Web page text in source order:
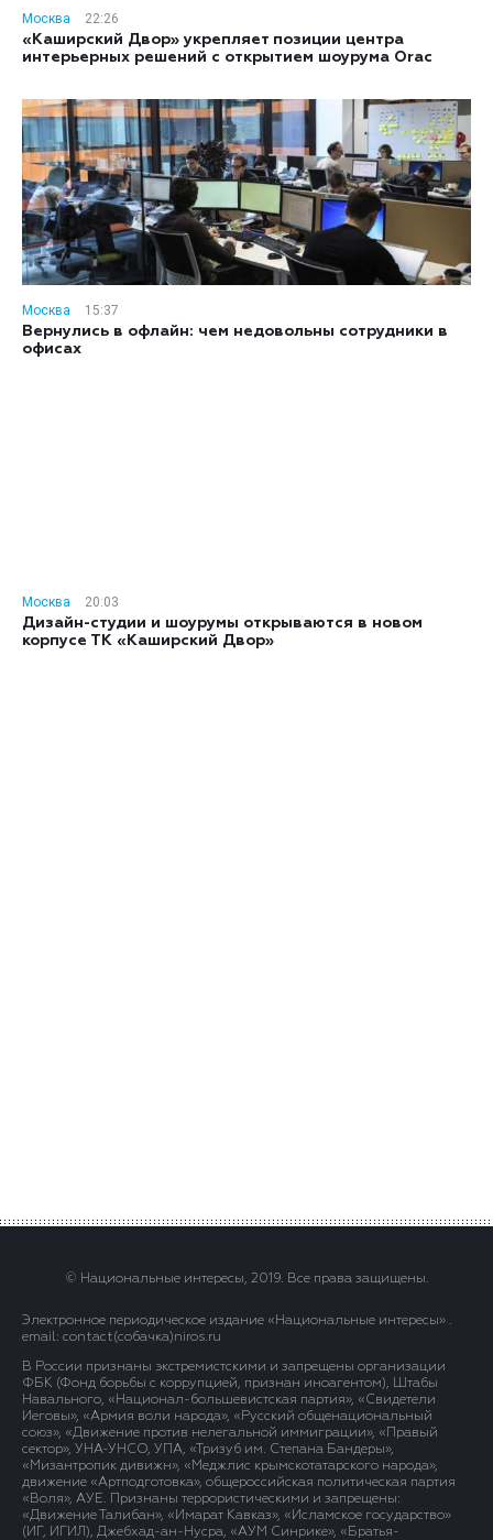
Москва
22:26
«Каширский Двор» укрепляет позиции центра
интерьерных решений с открытием шоурума Orac
Москва
15:37
Вернулись в офлайн: чем недовольны сотрудники в
офисах
Москва
20:03
Дизайн-студии и шоурумы открываются в новом
корпусе ТК «Каширский Двор»
© Национальные интересы, 2019. Все права защищены.
Электронное периодическое издание «Национальные интересы» .
email: contact(сoбaчка)niros.ru
В России признаны экстремистскими и запрещены организации
ФБК (Фонд борьбы с коррупцией, признан иноагентом), Штабы
Навального, «Национал-большевистская партия», «Свидетели
Иеговы», «Армия воли народа», «Русский общенациональный
союз», «Движение против нелегальной иммиграции», «Правый
сектор», УНА-УНСО, УПА, «Тризуб им. Степана Бандеры»,
«Мизантропик дивижн», «Меджлис крымскотатарского народа»,
движение «Артподготовка», общероссийская политическая партия
«Воля», АУЕ. Признаны террористическими и запрещены:
«Движение Талибан», «Имарат Кавказ», «Исламское государство»
(ИГ, ИГИЛ), Джебхад-ан-Нусра, «АУМ Синрике», «Братья-